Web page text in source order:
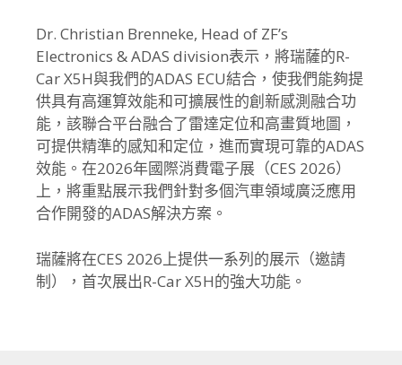
Dr. Christian Brenneke, Head of ZF’s
Electronics & ADAS division表示，將瑞薩的R-
Car X5H與我們的ADAS ECU結合， 使我們能夠提
供具有高運算效能和可擴展性的創新感測融合功
能， 該聯合平台融合了雷達定位和高畫質地圖，
可提供精準的感知和定位，進而實現可靠的ADAS
效能。 在2026年國際消費電子展（CES 2026）
上， 將重點展示我們針對多個汽車領域廣泛應用
合作開發的ADAS解決方案。
瑞薩將在CES 2026上提供一系列的展示（邀請
制），首次展出R-Car X5H的強大功能。